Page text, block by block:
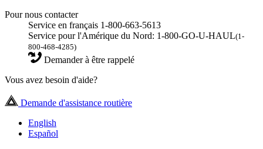
Pour nous contacter
Service en français 1-800-663-5613
Service pour l'Amérique du Nord: 1-800-GO-U-HAUL(1-
800-468-4285)
Demander à être rappelé
Vous avez besoin d'aide?
Demande d'assistance routière
English
Español